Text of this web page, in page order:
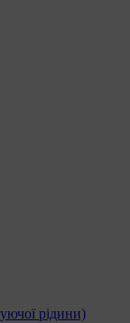
рідини)